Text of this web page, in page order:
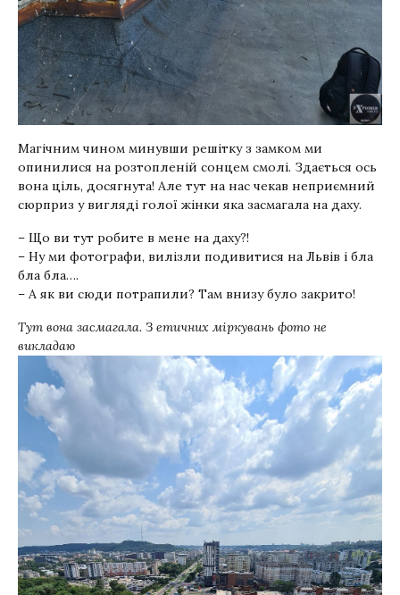
Магічним чином минувши решітку з замком ми
опинилися на розтопленій сонцем смолі. Здається ось
вона ціль, досягнута! Але тут на нас чекав неприємний
сюрприз у вигляді голої жінки яка засмагала на даху.
– Що ви тут робите в мене на даху?!
– Ну ми фотографи, вилізли подивитися на Львів і бла
бла бла….
– А як ви сюди потрапили? Там внизу було закрито!
Тут вона засмагала. З етичних міркувань фото не
викладаю